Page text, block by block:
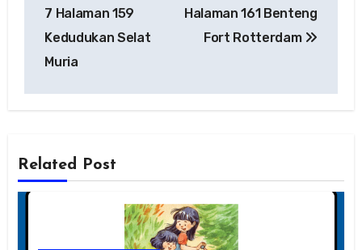
7 Halaman 159
Kedudukan Selat
Muria
Halaman 161 Benteng
Fort Rotterdam
Related Post